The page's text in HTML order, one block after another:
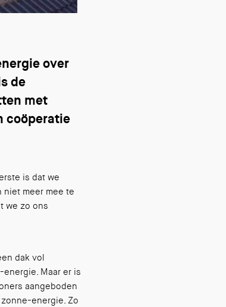
over
de
met
coöperatie
is dat we
niet meer mee te
we zo ons
dak vol
Maar er is
aangeboden
energie. Zo